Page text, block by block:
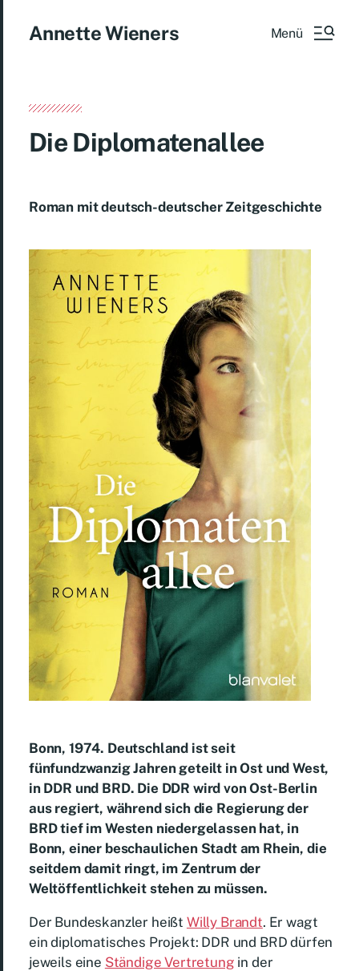
Annette Wieners Menü
Die Diplomatenallee
Roman mit deutsch-deutscher Zeitgeschichte
Bonn, 1974. Deutschland ist seit
fünfundzwanzig Jahren geteilt in Ost und West,
in DDR und BRD. Die DDR wird von Ost-Berlin
aus regiert, während sich die Regierung der
BRD tief im Westen niedergelassen hat, in
Bonn, einer beschaulichen Stadt am Rhein, die
seitdem damit ringt, im Zentrum der
Weltöffentlichkeit stehen zu müssen.
Der Bundeskanzler heißt Willy Brandt. Er wagt
ein diplomatisches Projekt: DDR und BRD dürfen
jeweils eine Ständige Vertretung in der